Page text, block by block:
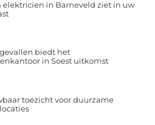
elektricien in Barneveld ziet in uw
biedt het
in Soest uitkomst
toezicht voor duurzame